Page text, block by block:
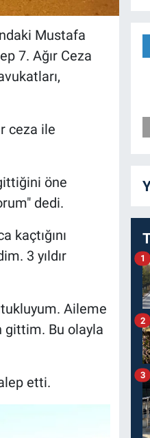
Mustafa
7. Ağır Ceza
ceza ile
öne
dedi.
kaçtığını
3 yıldır
Aileme
gittim. Bu olayla
etti.
1
2
3